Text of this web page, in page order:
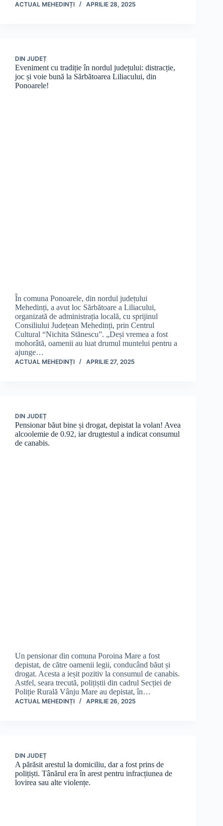
ACTUAL MEHEDINȚI APRILIE 28, 2025
DIN JUDEȚ
Eveniment cu tradiție în nordul județului: distracție,
joc și voie bună la Sărbătoarea Liliacului, din
Ponoarele!
În comuna Ponoarele, din nordul județului
Mehedinți, a avut loc Sărbătoare a Liliacului,
organizată de administrația locală, cu sprijinul
Consiliului Județean Mehedinți, prin Centrul
Cultural “Nichita Stănescu”. „Deși vremea a fost
mohorâtă, oamenii au luat drumul muntelui pentru a
ajunge…
ACTUAL MEHEDINȚI APRILIE 27, 2025
DIN JUDEȚ
Pensionar băut bine și drogat, depistat la volan! Avea
alcoolemie de 0.92, iar drugtestul a indicat consumul
de canabis.
Un pensionar din comuna Poroina Mare a fost
depistat, de către oamenii legii, conducând băut și
drogat. Acesta a ieșit pozitiv la consumul de canabis.
Astfel, seara trecută, polițiștii din cadrul Secției de
Poliție Rurală Vânju Mare au depistat, în…
ACTUAL MEHEDINȚI APRILIE 26, 2025
DIN JUDEȚ
A părăsit arestul la domiciliu, dar a fost prins de
polițiști. Tânărul era în arest pentru infracțiunea de
lovirea sau alte violențe.